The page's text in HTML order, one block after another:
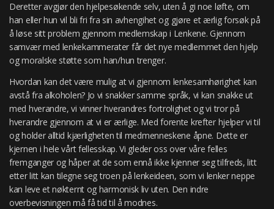
Deretter avgjør den hjelpesøkende selv, uten å gi noe løfte, om
han eller hun vil bli fri fra sin avhengihet og gjøre et ærlig forsøk på
å løse sitt problem gjennom medlemskap i Lenkene. Gjennom
samvær med lenkekammerater får det nye medlemmet den hjelp
og moralske støtte som han/hun trenger.
Hvordan kan det være mulig at vi gjennom lenkesamhørighet kan
avstå fra alkoholen? Jo vi snakker samme språk, vi kan snakke ut
med hverandre, vi vinner hverandres fortrolighet og vi tror på
hverandre gjennom at vi er ærlige. Med forente krefter hjelper vi til
og holder alltid kjærligheten til medmenneskene åpne. Dette er
kjernen i hele vårt fellesskap. Vi gleder oss over våre felles
fremganger og håper at de som ennå ikke kjenner seg tilfreds, litt
etter litt kan tilegne seg troen på lenkeideen, som vi lenker neppe
kan leve et nøkternt og harmonisk liv uten. Den indre
overbevisningen må få tid til å modnes.